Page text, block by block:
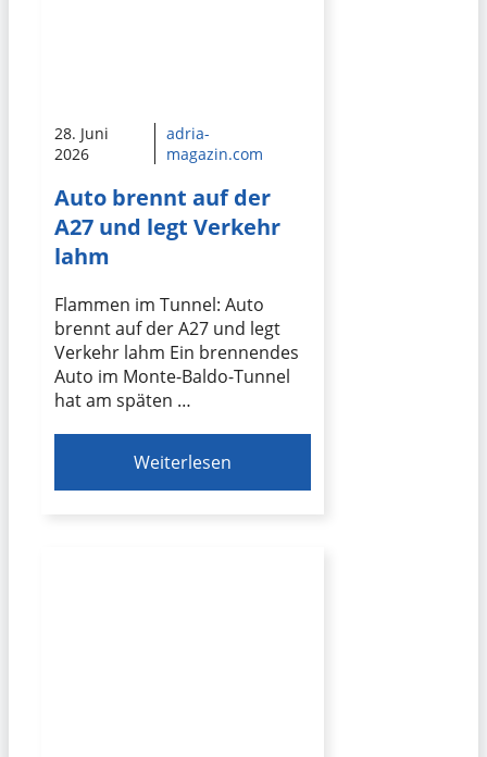
28. Juni
2026
adria-
magazin.com
Auto brennt auf der
A27 und legt Verkehr
lahm
Flammen im Tunnel: Auto
brennt auf der A27 und legt
Verkehr lahm Ein brennendes
Auto im Monte-Baldo-Tunnel
hat am späten …
Weiterlesen